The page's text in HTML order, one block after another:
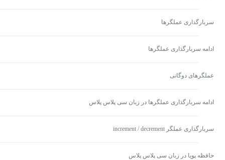
سربارگذاری عملگرها
ادامه سربارگذاری عملگرها
عملگرهای دوگانی
ادامه سربارگذاری عملگرها در زبان سی پلاس پلاس
سربارگذاری عملگر increment / decrement
حافظه پویا در زبان سی پلاس پلاس